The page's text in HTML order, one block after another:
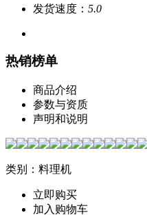
发货速度： 5.0
热销榜单
商品介绍
参数与资质
声明和说明
类别：料理机
立即购买
加入购物车